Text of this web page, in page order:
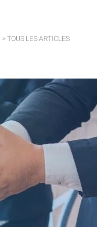
> TOUS LES ARTICLES